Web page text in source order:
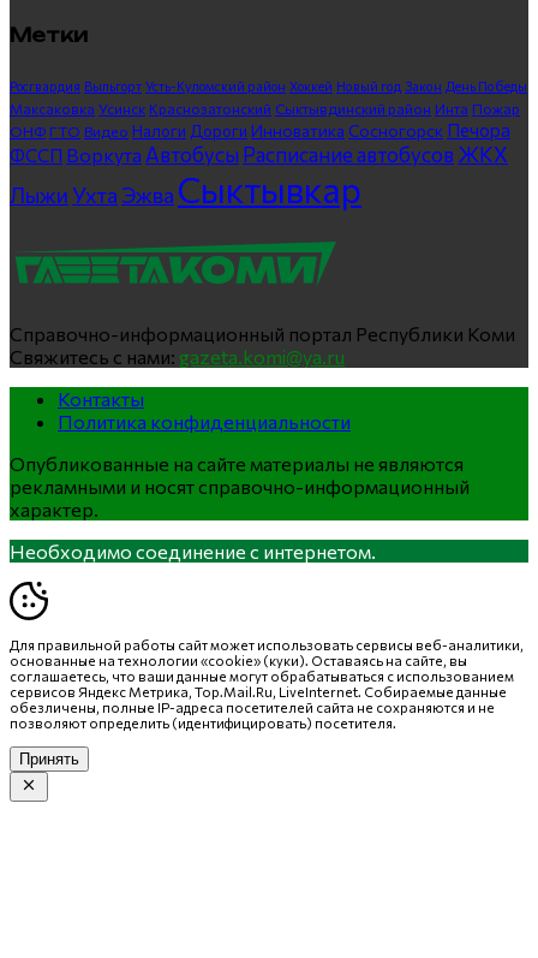
Метки
Росгвардия Выльгорт Усть-Куломский район Хоккей Новый год Закон День Победы
Максаковка Усинск Краснозатонский Сыктывдинский район Инта Пожар
ОНФ ГТО Видео Налоги Дороги Инноватика Сосногорск Печора
ФССП Воркута Автобусы Расписание автобусов ЖКХ
ЛыжиУхта Эжва Сыктывкар
Справочно-информационный портал Республики Коми
Свяжитесь с нами: gazeta.komi@ya.ru
Контакты
Политика конфиденциальности
Опубликованные на сайте материалы не являются
рекламными и носят справочно-информационный
характер.
Необходимо соединение с интернетом.
Для правильной работы сайт может использовать сервисы веб-аналитики,
основанные на технологии «cookie» (куки). Оставаясь на сайте, вы
соглашаетесь, что ваши данные могут обрабатываться с использованием
сервисов Яндекс Метрика, Top.Mail.Ru, LiveInternet. Собираемые данные
обезличены, полные IP-адреса посетителей сайта не сохраняются и не
позволяют определить (идентифицировать) посетителя.
Принять